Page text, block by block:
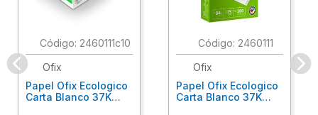
: 2460111c10
Ofix
Papel Ofix Ecologico
Carta Blanco 37K
: 2460111
Ofix
Papel Ofix Ecologico
Carta Blanco 37K